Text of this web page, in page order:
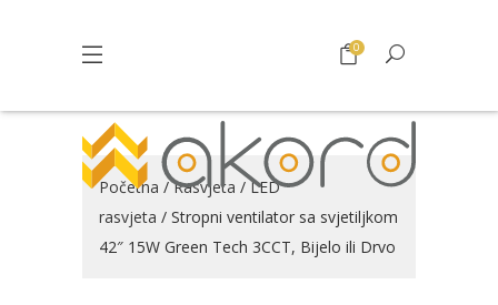
0
Početna /Rasvjeta /LED
rasvjeta / Stropni ventilator sa svjetiljkom
42″ 15W Green Tech 3CCT, Bijelo ili Drvo